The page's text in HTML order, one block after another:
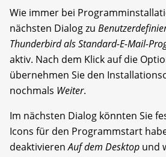
Wie immer bei
nächsten Dialog zu
Thunderbird als Standard-E-Mail-
aktiv. Nach dem Klick auf die
übernehmen Sie den
nochmals Weiter.
Im nächsten Dialog könnten Sie
Icons für den Programmstart
deaktivierenAuf dem Desktop und